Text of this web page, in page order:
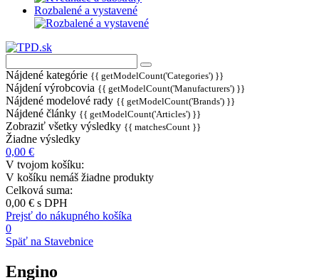
Rozbalené a vystavené
Nájdené kategórie {{ getModelCount('Categories') }}
Nájdení výrobcovia {{ getModelCount('Manufacturers') }}
Nájdené modelové rady {{ getModelCount('Brands') }}
Nájdené články {{ getModelCount('Articles') }}
Zobraziť všetky výsledky {{ matchesCount }}
Žiadne výsledky
0,00 €
V tvojom košíku:
V košíku nemáš žiadne produkty
Celková suma:
0,00 € s DPH
Prejsť do nákupného košíka
0
Späť na Stavebnice
Engino